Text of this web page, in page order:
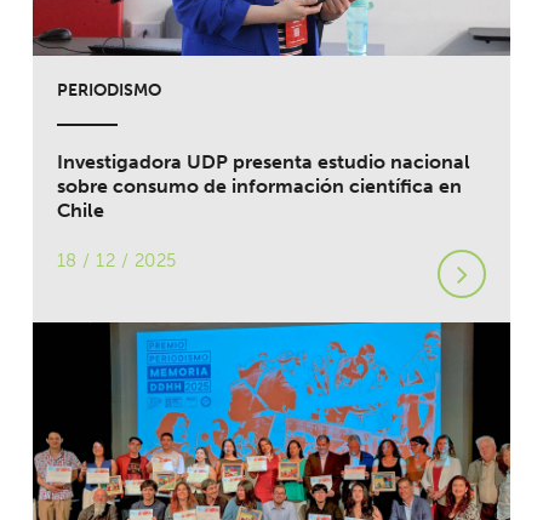
PERIODISMO
Investigadora UDP presenta estudio nacional
sobre consumo de información científica en
Chile
18 / 12 / 2025